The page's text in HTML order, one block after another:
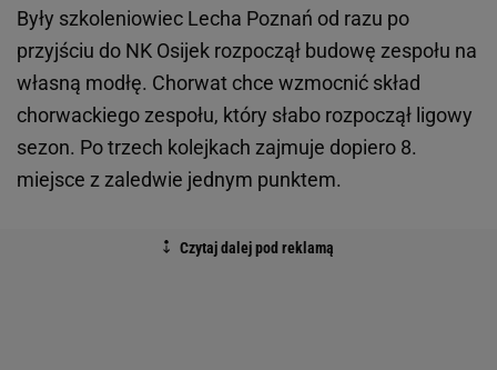
Były szkoleniowiec Lecha Poznań od razu po
przyjściu do NK Osijek rozpoczął budowę zespołu na
własną modłę. Chorwat chce wzmocnić skład
chorwackiego zespołu, który słabo rozpoczął ligowy
sezon. Po trzech kolejkach zajmuje dopiero 8.
miejsce z zaledwie jednym punktem.